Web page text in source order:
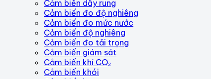
Cảm biến dây rung
Cảm biến đo độ nghiêng
Cảm biến đo mức nước
Cảm biến độ nghiêng
Cảm biến đo tải trọng
Cảm biến giám sát
Cảm biến khí CO₂
Cảm biến khói